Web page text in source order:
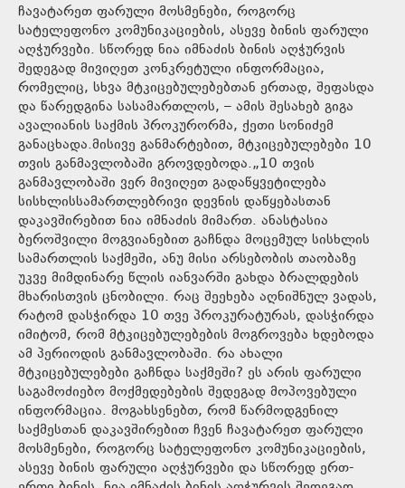
ჩავატარეთ ფარული მოსმენები, როგორც
სატელეფონო კომუნიკაციების, ასევე ბინის ფარული
აღჭურვები. სწორედ ნია იმნაძის ბინის აღჭურვის
შედეგად მივიღეთ კონკრეტული ინფორმაცია,
რომელიც, სხვა მტკიცებულებებთან ერთად, შეფასდა
და წარედგინა სასამართლოს, – ამის შესახებ გიგა
ავალიანის საქმის პროკურორმა, ქეთი სონიძემ
განაცხადა.მისივე განმარტებით, მტკიცებულებები 10
თვის განმავლობაში გროვდებოდა.„10 თვის
განმავლობაში ვერ მივიღეთ გადაწყვეტილება
სისხლისსამართლებრივი დევნის დაწყებასთან
დაკავშირებით ნია იმნაძის მიმართ. ანასტასია
ბეროშვილი მოგვიანებით გაჩნდა მოცემულ სისხლის
სამართლის საქმეში, ანუ მისი არსებობის თაობაზე
უკვე მიმდინარე წლის იანვარში გახდა ბრალდების
მხარისთვის ცნობილი. რაც შეეხება აღნიშნულ ვადას,
რატომ დასჭირდა 10 თვე პროკურატურას, დასჭირდა
იმიტომ, რომ მტკიცებულებების მოგროვება ხდებოდა
ამ პერიოდის განმავლობაში. რა ახალი
მტკიცებულებები გაჩნდა საქმეში? ეს არის ფარული
საგამოძიებო მოქმედებების შედეგად მოპოვებული
ინფორმაცია. მოგახსენებთ, რომ წარმოდგენილ
საქმესთან დაკავშირებით ჩვენ ჩავატარეთ ფარული
მოსმენები, როგორც სატელეფონო კომუნიკაციების,
ასევე ბინის ფარული აღჭურვები და სწორედ ერთ-